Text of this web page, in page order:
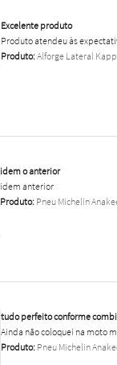
Excelente produto
Produto atendeu às
Produto:Alforge Lateral
idem o anterior
idem anterior
Produto:Pneu Michelin
tudo perfeito conforme
Ainda não coloquei na moto
Produto:Pneu Michelin